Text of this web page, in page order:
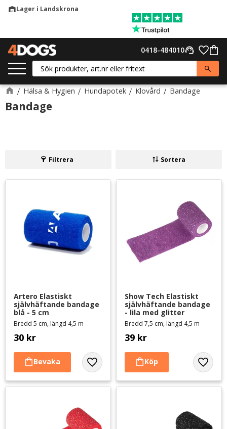
warehouseLager i Landskrona
support_agent
0418-484010
Hälsa & Hygien Hundapotek Klovård Bandage
Bandage
Filtrera Sortera
Artero Elastiskt
självhäftande bandage
blå - 5 cm
Bredd 5 cm, längd 4,5 m
30 kr
Lägg till i favoriter
Show Tech Elastiskt
självhäftande bandage
- lila med glitter
Bredd 7,5 cm, längd 4,5 m
39 kr
Lägg